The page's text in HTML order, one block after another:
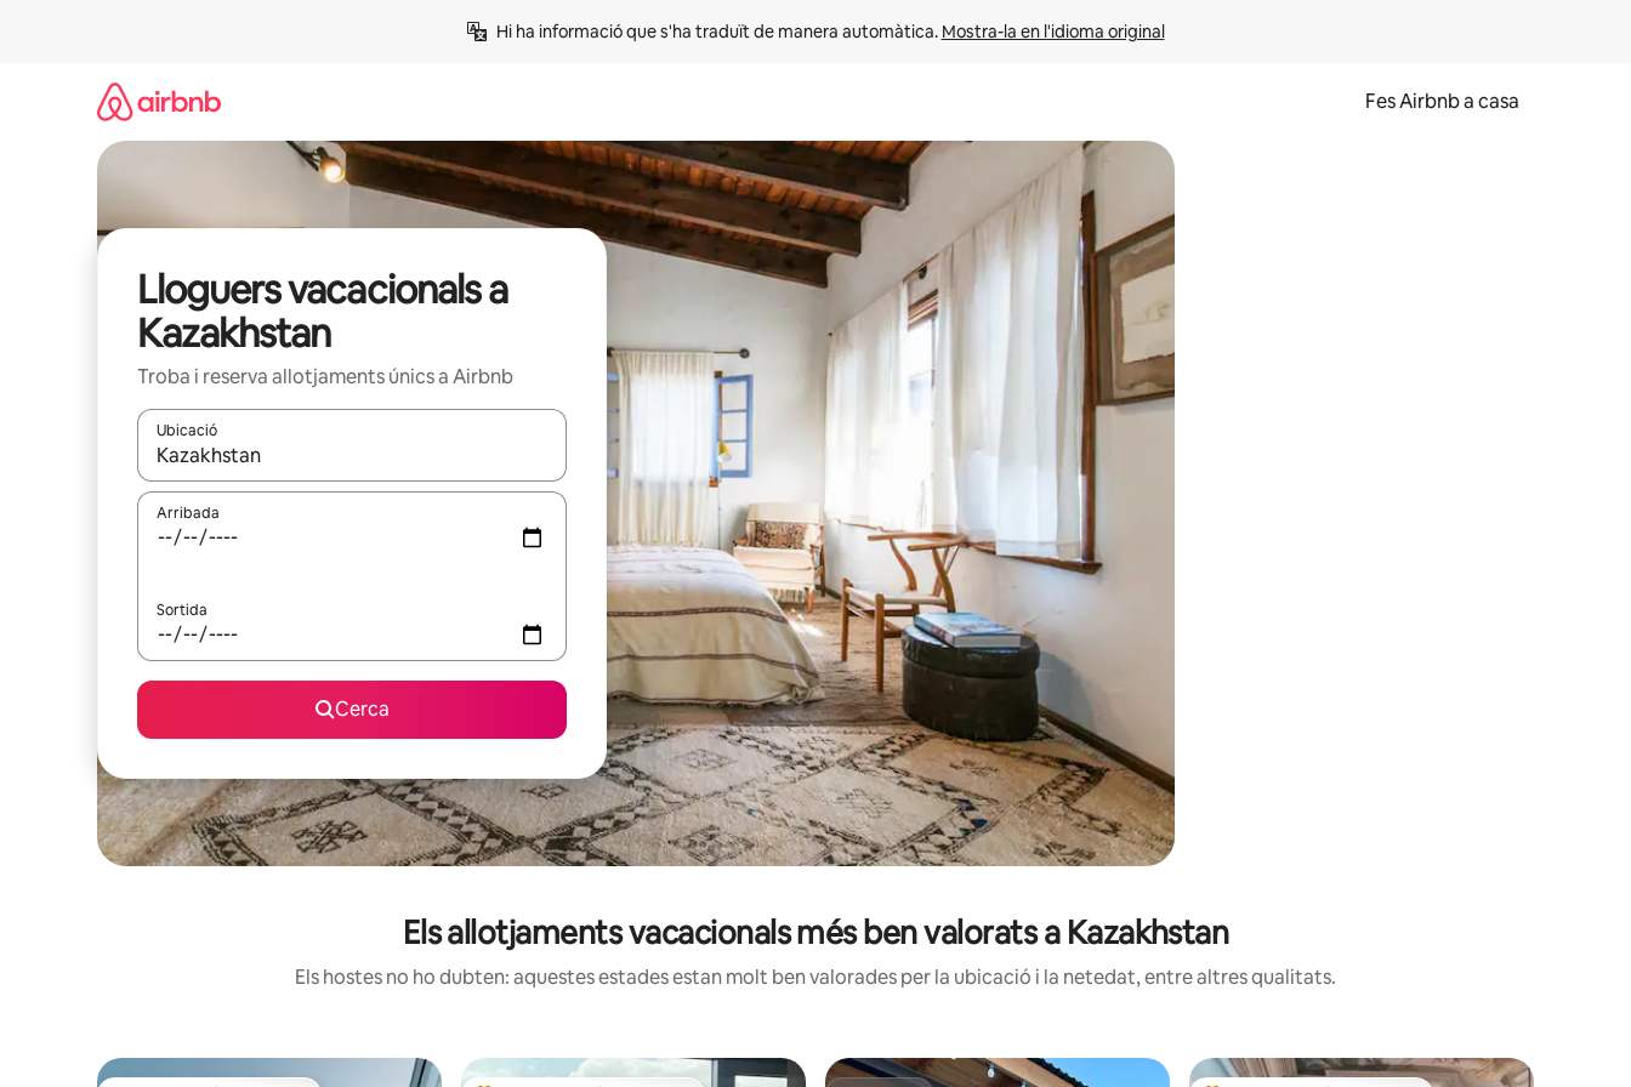
Hi ha informació que s'ha traduït de manera automàtica. Mostra-la en l'idioma original
Fes Airbnb a casa
Lloguers vacacionals a
Kazakhstan
Troba i reserva allotjaments únics a Airbnb
Ubicació
Quan els resultats estiguin disponibles, podràs navegar-hi a través de les tecles de les fletxes (amunt i avall), o bé fent un toc a la pantalla o fent-hi lliscar el dit.
Arribada
Sortida
Cerca
Els allotjaments vacacionals més ben valorats a Kazakhstan
Els hostes no ho dubten: aquestes estades estan molt ben valorades per la ubicació i la netedat, entre altres qualitats.